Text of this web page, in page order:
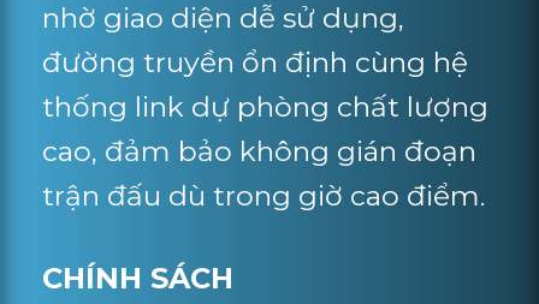
nhờ giao diện dễ sử dụng,
đường truyền ổn định cùng hệ
thống link dự phòng chất lượng
cao, đảm bảo không gián đoạn
trận đấu dù trong giờ cao điểm.
CHÍNH SÁCH